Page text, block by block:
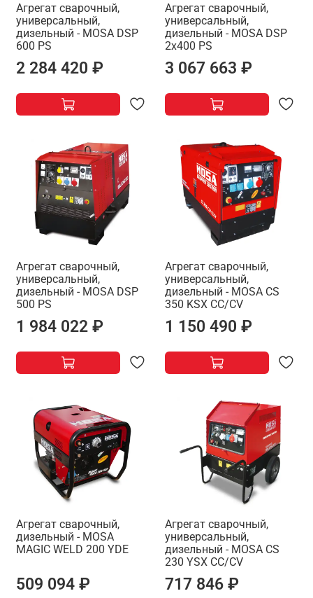
Агрегат сварочный,
универсальный,
дизельный - MOSA DSP
600 PS
2 284 420 ₽
Агрегат сварочный,
универсальный,
дизельный - MOSA DSP
2x400 PS
3 067 663 ₽
Агрегат сварочный,
универсальный,
дизельный - MOSA DSP
500 PS
1 984 022 ₽
Агрегат сварочный,
универсальный,
дизельный - MOSA CS
350 KSX CC/CV
1 150 490 ₽
Агрегат сварочный,
дизельный - MOSA
MAGIC WELD 200 YDE
509 094 ₽
Агрегат сварочный,
универсальный,
дизельный - MOSA CS
230 YSX CC/CV
717 846 ₽